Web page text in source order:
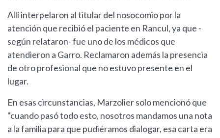
Allí interpelaron al titular del nosocomio por la
atención que recibió el paciente en Rancul, ya que -
según relataron- fue uno de los médicos que
atendieron a Garro. Reclamaron además la presencia
de otro profesional que no estuvo presente en el
lugar.
En esas circunstancias, Marzolier solo mencionó que
"cuando pasó todo esto, nosotros mandamos una nota
a la familia para que pudiéramos dialogar, esa carta era